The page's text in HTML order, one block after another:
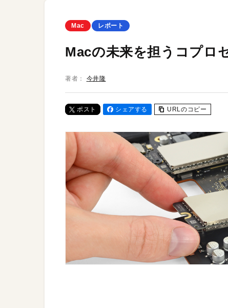
Mac レポート
Macの未来を担うコプロ
著者： 今井隆
ポスト シェアする URLのコピー